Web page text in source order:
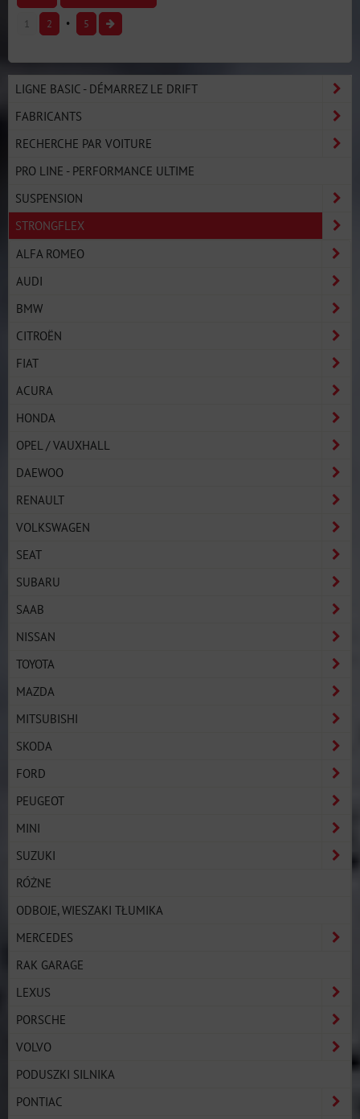
1 2 5
LIGNE BASIC - DÉMARREZ LE DRIFT
FABRICANTS
RECHERCHE PAR VOITURE
PRO LINE - PERFORMANCE ULTIME
SUSPENSION
STRONGFLEX
ALFA ROMEO
AUDI
BMW
CITROËN
FIAT
ACURA
HONDA
OPEL / VAUXHALL
DAEWOO
RENAULT
VOLKSWAGEN
SEAT
SUBARU
SAAB
NISSAN
TOYOTA
MAZDA
MITSUBISHI
SKODA
FORD
PEUGEOT
MINI
SUZUKI
RÓŻNE
ODBOJE, WIESZAKI TŁUMIKA
MERCEDES
RAK GARAGE
LEXUS
PORSCHE
VOLVO
PODUSZKI SILNIKA
PONTIAC